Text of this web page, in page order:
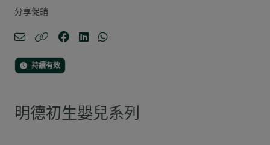
分享促銷
持續有效
明德初生嬰兒系列